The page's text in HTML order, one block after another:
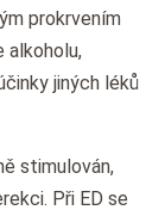
prokrvením
alkoholu,
jiných léků
stimulován,
Při ED se